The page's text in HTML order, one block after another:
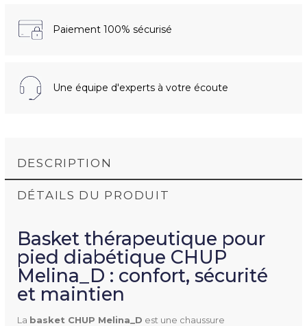
Paiement 100% sécurisé
Une équipe d'experts à votre écoute
DESCRIPTION
DÉTAILS DU PRODUIT
Basket thérapeutique pour
pied diabétique CHUP
Melina_D : confort, sécurité
et maintien
La basket CHUP Melina_D est une chaussure